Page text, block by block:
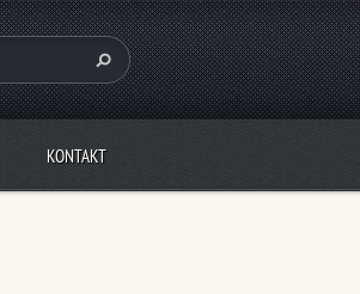
KONTAKT